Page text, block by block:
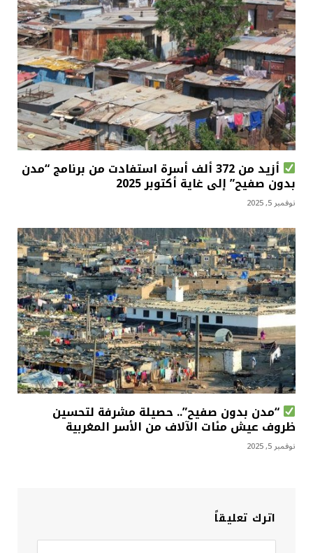
أزيد من 372 ألف أسرة استفادت من برنامج “مدن
بدون صفيح” إلى غاية أكتوبر 2025
نوفمبر 5, 2025
“مدن بدون صفيح”.. حصيلة مشرفة لتحسين
ظروف عيش مئات الآلاف من الأسر المغربية
نوفمبر 5, 2025
اترك تعليقاً